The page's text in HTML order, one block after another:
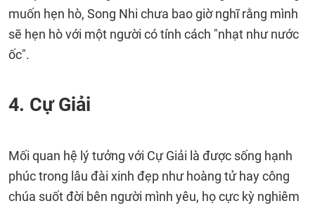
muốn hẹn hò, Song Nhi chưa bao giờ nghĩ rằng mình
sẽ hẹn hò với một người có tính cách "nhạt như nước
ốc".
4. Cự Giải
Mối quan hệ lý tưởng với Cự Giải là được sống hạnh
phúc trong lâu đài xinh đẹp như hoàng tử hay công
chúa suốt đời bên người mình yêu, họ cực kỳ nghiêm